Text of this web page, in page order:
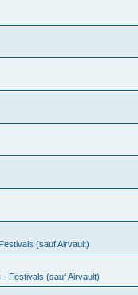
(sauf Airvault)
Festivals (sauf Airvault)